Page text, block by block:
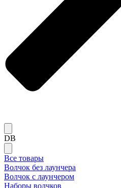
DB
Все товары
Волчок без лаунчера
Волчок с лаунчером
Наборы волчков